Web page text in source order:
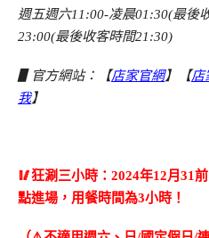
週五週六11:00-凌晨01:30(最後
23:00(最後收客時間21:30)
▋官方網站：【店家官網】【店
我】
🥢狂涮三小時：2024年12月31
點進場，用餐時間為3小時！